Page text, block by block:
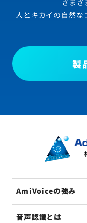
さまざ
人とキカイの自然な
製
AmiVoiceの強み
音声認識とは